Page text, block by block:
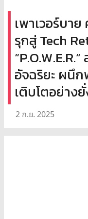
เพาเวอร์บา
รุกสู่ Tech
อัจฉริยะ ผนึ
เติบโตอย่าง
2 ก.ย. 2025